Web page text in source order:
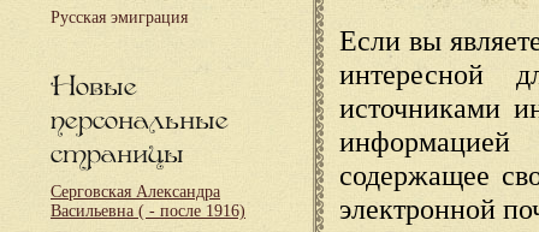
Русская эмиграция
Новые
персональные
страницы
Серговская Александра
Васильевна ( - после 1916)
Если вы
интересной
источниками
содержащее
электронной